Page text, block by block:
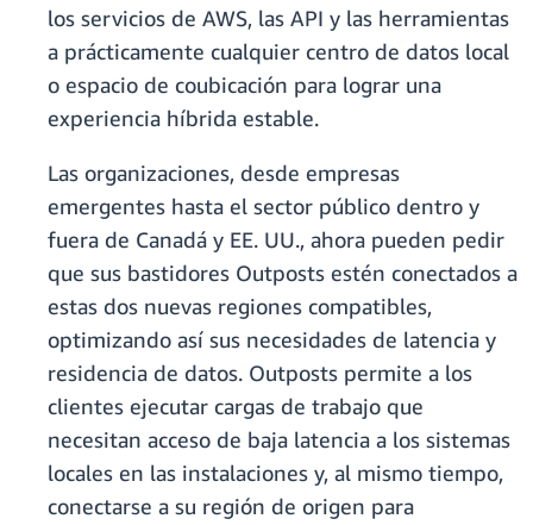
los servicios de AWS, las API y las herramientas
a prácticamente cualquier centro de datos local
o espacio de coubicación para lograr una
experiencia híbrida estable.
Las organizaciones, desde empresas
emergentes hasta el sector público dentro y
fuera de Canadá y EE. UU., ahora pueden pedir
que sus bastidores Outposts estén conectados a
estas dos nuevas regiones compatibles,
optimizando así sus necesidades de latencia y
residencia de datos. Outposts permite a los
clientes ejecutar cargas de trabajo que
necesitan acceso de baja latencia a los sistemas
locales en las instalaciones y, al mismo tiempo,
conectarse a su región de origen para